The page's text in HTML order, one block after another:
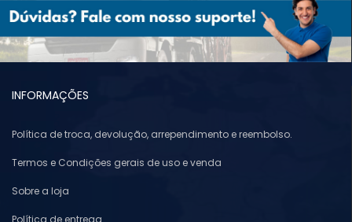
INFORMAÇÕES
Política de troca, devolução, arrependimento e reembolso.
Termos e Condições gerais de uso e venda
Sobre a loja